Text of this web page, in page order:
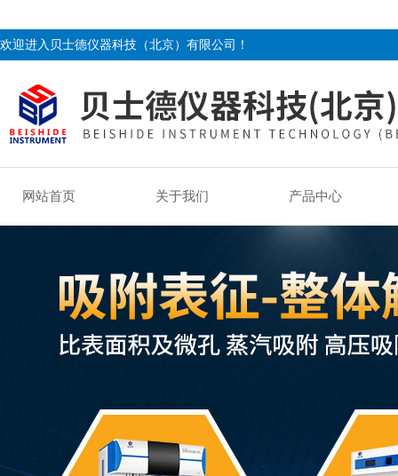
欢迎进入贝士德仪器科技（北京）有限公司！
网站首页 关于我们 产品中心